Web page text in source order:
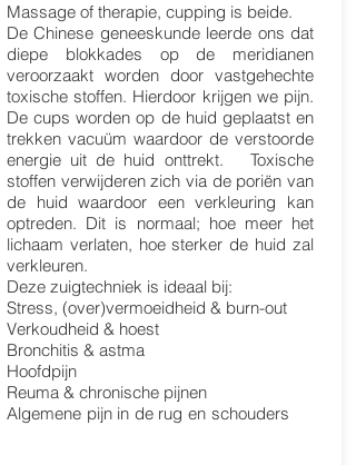
80 euro / 60 min
Massage of therapie, cupping is beide.
De Chinese geneeskunde leerde ons dat
diepe blokkades op de meridianen
veroorzaakt worden door vastgehechte
toxische stoffen. Hierdoor krijgen we pijn.
De cups worden op de huid geplaatst en
trekken vacuüm waardoor de verstoorde
energie uit de huid onttrekt. Toxische
stoffen verwijderen zich via de poriën van
de huid waardoor een verkleuring kan
optreden. Dit is normaal; hoe meer het
lichaam verlaten, hoe sterker de huid zal
verkleuren.
Deze zuigtechniek is ideaal bij:
Stress, (over)vermoeidheid & burn-out
Verkoudheid & hoest
Bronchitis & astma
Hoofdpijn
Reuma & chronische pijnen
Algemene pijn in de rug en schouders